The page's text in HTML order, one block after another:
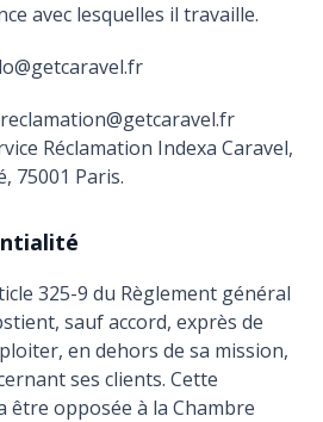
avec lesquelles il travaille.
Réclamation Indexa Caravel,
75001 Paris.
325-9 du Règlement général
sauf accord, exprès de
en dehors de sa mission,
ses clients. Cette
opposée à la Chambre